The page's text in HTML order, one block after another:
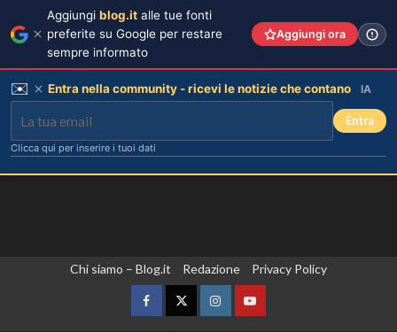
Chi siamo – Blog.it Redazione Privacy Policy
FacebookTwitterInstagramYouTube
Aggiungi blog.it alle tue fonti
preferite su Google per restare
sempre informato
Aggiungi ora
✉️ Entra nella community - ricevi le notizie che contano IA
Entra
Clicca qui per inserire i tuoi dati